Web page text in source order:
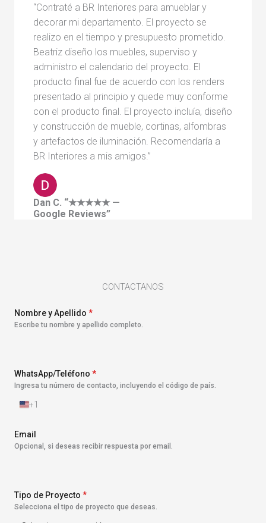
“Contraté a BR Interiores para amueblar y
decorar mi departamento. El proyecto se
realizo en el tiempo y presupuesto prometido.
Beatriz diseño los muebles, superviso y
administro el calendario del proyecto. El
producto final fue de acuerdo con los renders
presentado al principio y quede muy conforme
con el producto final. El proyecto incluía, diseño
y construcción de mueble, cortinas, alfombras
y artefactos de iluminación. Recomendaría a
BR Interiores a mis amigos.”
Dan C. “★★★★★ —
Google Reviews”
CONTACTANOS
Nombre y Apellido *
Escribe tu nombre y apellido completo.
WhatsApp/Teléfono *
Ingresa tu número de contacto, incluyendo el código de país.
E
a
d
n
i
+1
Email
Opcional, si deseas recibir respuesta por email.
Tipo de Proyecto *
Selecciona el tipo de proyecto que deseas.